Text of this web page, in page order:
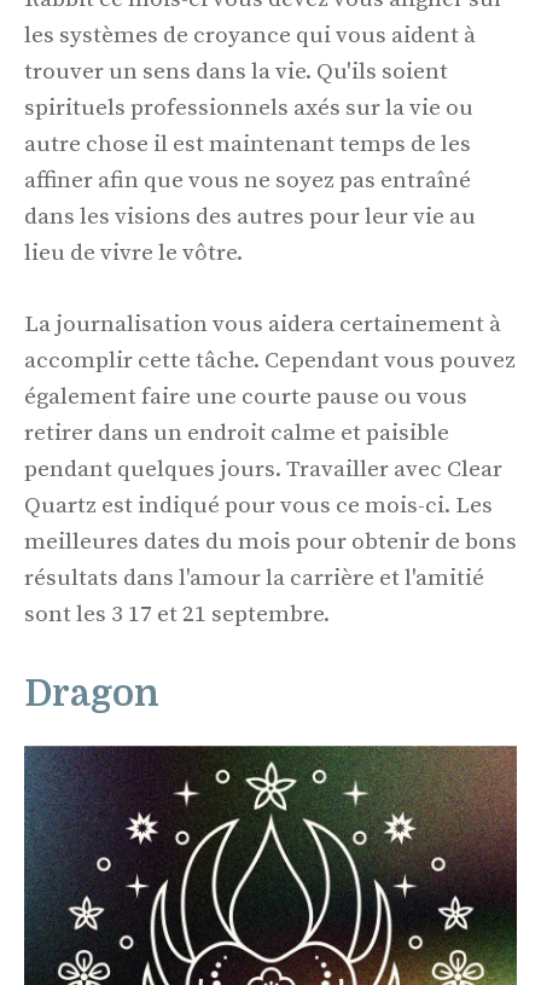
les systèmes de croyance qui vous aident à
trouver un sens dans la vie. Qu'ils soient
spirituels professionnels axés sur la vie ou
autre chose il est maintenant temps de les
affiner afin que vous ne soyez pas entraîné
dans les visions des autres pour leur vie au
lieu de vivre le vôtre.
La journalisation vous aidera certainement à
accomplir cette tâche. Cependant vous pouvez
également faire une courte pause ou vous
retirer dans un endroit calme et paisible
pendant quelques jours. Travailler avec Clear
Quartz est indiqué pour vous ce mois-ci. Les
meilleures dates du mois pour obtenir de bons
résultats dans l'amour la carrière et l'amitié
sont les 3 17 et 21 septembre.
Dragon